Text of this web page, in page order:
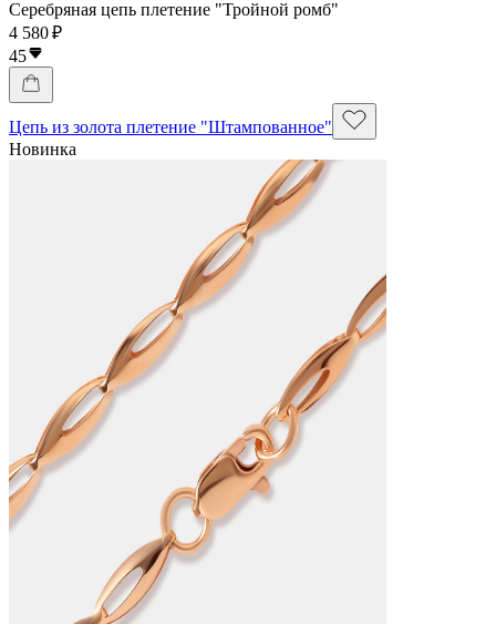
Серебряная цепь плетение "Тройной ромб"
4 580 ₽
45
Цепь из золота плетение "Штампованное"
Новинка